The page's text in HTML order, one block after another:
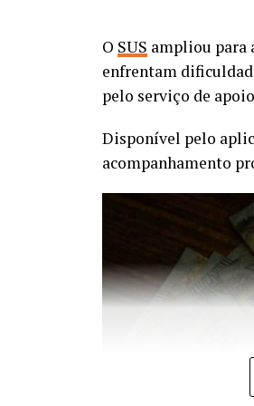
A observação da
Embora o SARS-
que identificar os
quando um novo
O SUS ampliou para
enfrentam
pelo serviço de
Disponível pelo
acompanhamento